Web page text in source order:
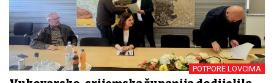
POTPORE LOVCIMA